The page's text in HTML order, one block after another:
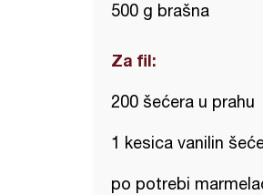
500 g brašna
Za fil:
200 šećera u prahu
1 kesica vanilin
po potrebi